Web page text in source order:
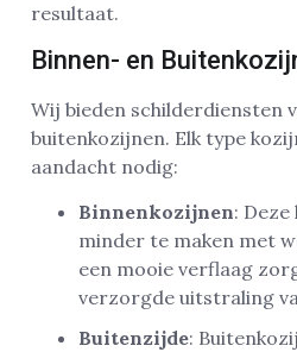
resultaat.
Binnen- en
Wij bieden schilderdiensten
buitenkozijnen. Elk type
aandacht nodig:
Binnenkozijnen:
minder te maken met
een mooie verflaag
verzorgde uitstraling
Buitenzijde: